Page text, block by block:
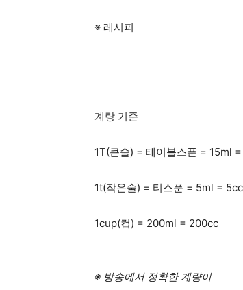
※ 레시피
계랑 기준
1T(큰술) = 테이블스푼 = 15ml
1t(작은술) = 티스푼 = 5ml = 5cc
1cup(컵) = 200ml = 200cc
※ 방송에서 정확한 계량이